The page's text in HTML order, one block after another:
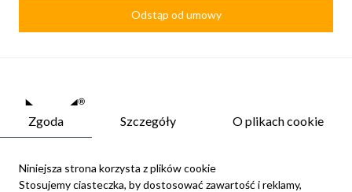
Odstąp od umowy
Zgoda Szczegóły O plikach cookie
Niniejsza strona korzysta z plików cookie
Stosujemy ciasteczka, by dostosować zawartość i reklamy,